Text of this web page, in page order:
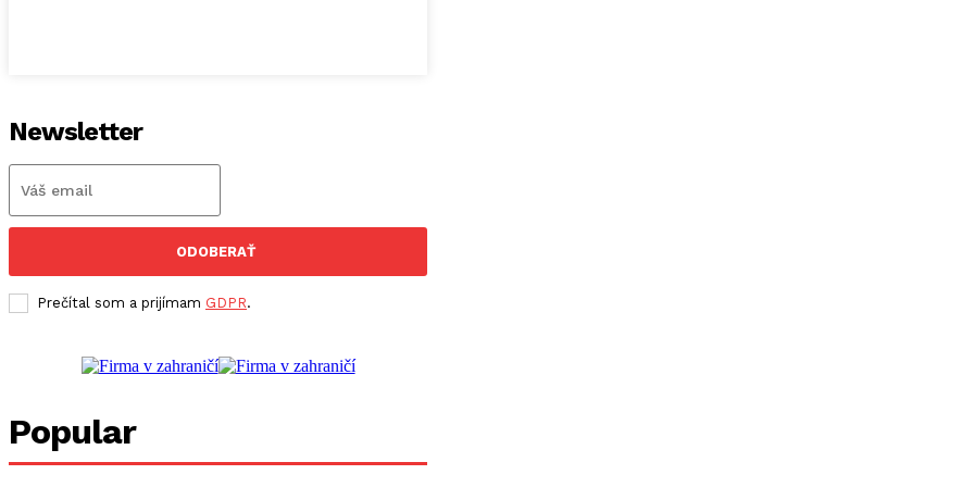
Newsletter
ODOBERAŤ
Prečítal som a prijímam GDPR.
Popular